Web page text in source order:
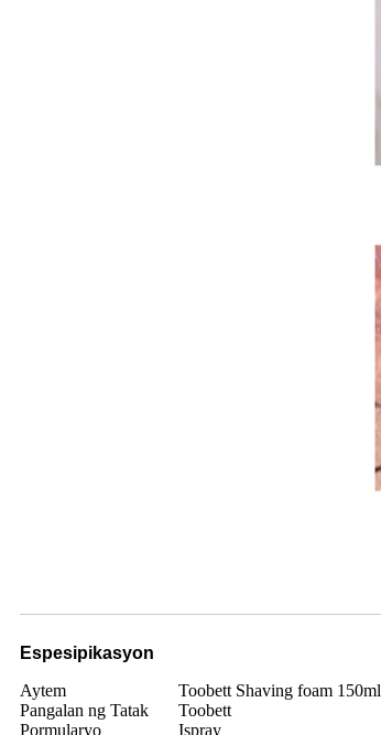
Espesipikasyon
Aytem
Toobett Shaving foam 150ml
Pangalan ng Tatak
Toobett
Pormularyo
Ispray